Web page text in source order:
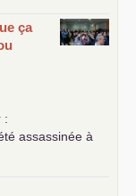
ça
:
assassinée à